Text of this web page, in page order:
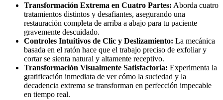
Transformación Extrema en Cuatro Partes: Aborda cuatro
tratamientos distintos y desafiantes, asegurando una
restauración completa de arriba a abajo para tu paciente
gravemente descuidado.
Controles Intuitivos de Clic y Deslizamiento: La mecánica
basada en el ratón hace que el trabajo preciso de exfoliar y
cortar se sienta natural y altamente receptivo.
Transformación Visualmente Satisfactoria: Experimenta la
gratificación inmediata de ver cómo la suciedad y la
decadencia extrema se transforman en perfección impecable
en tiempo real.